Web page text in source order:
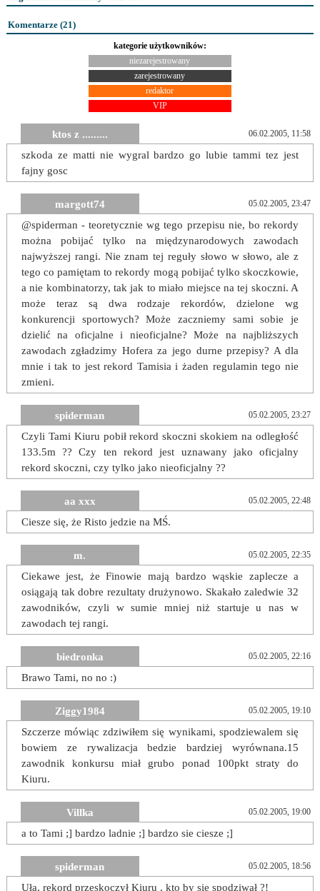
Komentarze (21)
kategorie użytkowników:
niezarejestrowany
zarejestrowany
redaktor
VIP
ktos z ......... 06.02.2005, 11:58
szkoda ze matti nie wygral bardzo go lubie tammi tez jest
fajny gosc
margott74 05.02.2005, 23:47
@spiderman - teoretycznie wg tego przepisu nie, bo rekordy
można pobijać tylko na międzynarodowych zawodach
najwyższej rangi. Nie znam tej reguły słowo w słowo, ale z
tego co pamiętam to rekordy mogą pobijać tylko skoczkowie,
a nie kombinatorzy, tak jak to miało miejsce na tej skoczni. A
może teraz są dwa rodzaje rekordów, dzielone wg
konkurencji sportowych? Może zaczniemy sami sobie je
dzielić na oficjalne i nieoficjalne? Może na najbliższych
zawodach zgładzimy Hofera za jego durne przepisy? A dla
mnie i tak to jest rekord Tamisia i żaden regulamin tego nie
zmieni.
spiderman 05.02.2005, 23:27
Czyli Tami Kiuru pobił rekord skoczni skokiem na odległość
133.5m ?? Czy ten rekord jest uznawany jako oficjalny
rekord skoczni, czy tylko jako nieoficjalny ??
aa xxx 05.02.2005, 22:48
Ciesze się, że Risto jedzie na MŚ.
m. 05.02.2005, 22:35
Ciekawe jest, że Finowie mają bardzo wąskie zaplecze a
osiągają tak dobre rezultaty drużynowo. Skakało zaledwie 32
zawodników, czyli w sumie mniej niż startuje u nas w
zawodach tej rangi.
biedronka 05.02.2005, 22:16
Brawo Tami, no no :)
Ziggy1984 05.02.2005, 19:10
Szczerze mówiąc zdziwiłem się wynikami, spodziewalem się
bowiem ze rywalizacja bedzie bardziej wyrównana.15
zawodnik konkursu miał grubo ponad 100pkt straty do
Kiuru.
Villka 05.02.2005, 19:00
a to Tami ;] bardzo ladnie ;] bardzo sie ciesze ;]
spiderman 05.02.2005, 18:56
Uła, rekord przeskoczył Kiuru , kto by się spodziwał ?!